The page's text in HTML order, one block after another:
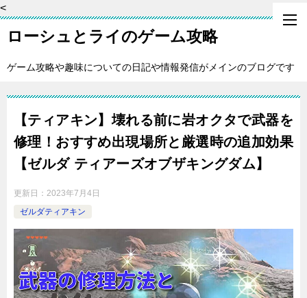
<
ローシュとライのゲーム攻略
ゲーム攻略や趣味についての日記や情報発信がメインのブログです
【ティアキン】壊れる前に岩オクタで武器を
修理！おすすめ出現場所と厳選時の追加効果
【ゼルダ ティアーズオブザキングダム】
更新日： 2023年7月4日
ゼルダティアキン